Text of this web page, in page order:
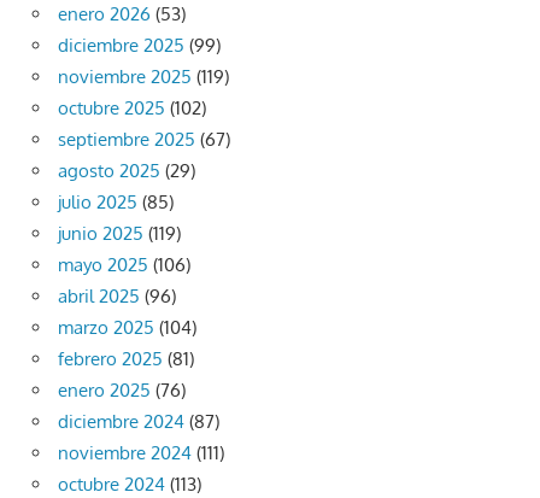
enero 2026 (53)
diciembre 2025 (99)
noviembre 2025 (119)
octubre 2025 (102)
septiembre 2025 (67)
agosto 2025 (29)
julio 2025 (85)
junio 2025 (119)
mayo 2025 (106)
abril 2025 (96)
marzo 2025 (104)
febrero 2025 (81)
enero 2025 (76)
diciembre 2024 (87)
noviembre 2024 (111)
octubre 2024 (113)